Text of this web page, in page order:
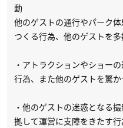
動
他のゲストの通行やパーク
つくる行為、他のゲストを多
・アトラクションやショー
行為、また他のゲストを驚
・他のゲストの迷惑となる
拠して運営に支障をきたす